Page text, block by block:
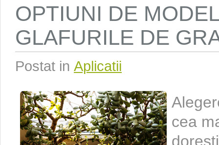
OPTIUNI DE
GLAFURILE DE
Postat in Aplicatii
cea